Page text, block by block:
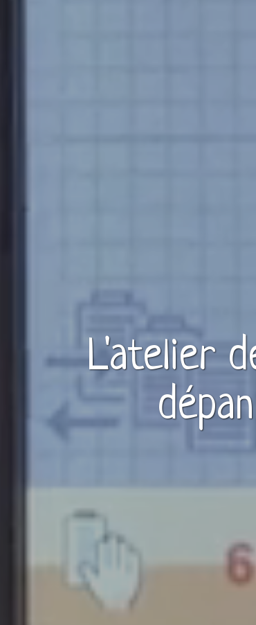
L'atelier